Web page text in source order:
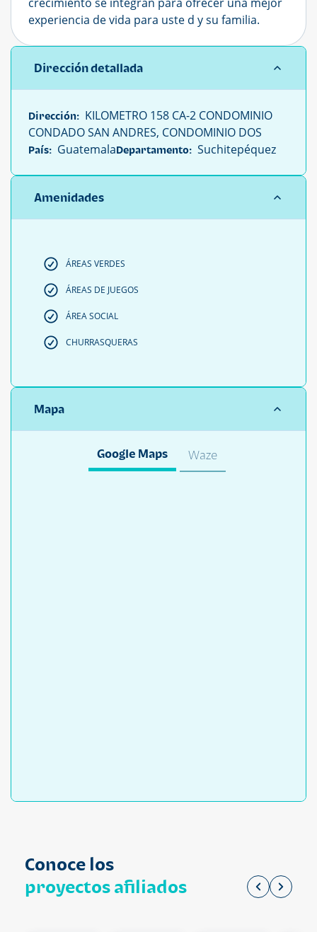
experiencia de vida para uste d y su familia.
Dirección detallada
Dirección: KILOMETRO 158 CA-2 CONDOMINIO
CONDADO SAN ANDRES, CONDOMINIO DOS
País: GuatemalaDepartamento: Suchitepéquez
Amenidades
ÁREAS VERDES
ÁREAS DE JUEGOS
ÁREA SOCIAL
CHURRASQUERAS
Mapa
Google Maps Waze
Conoce los
proyectos afiliados